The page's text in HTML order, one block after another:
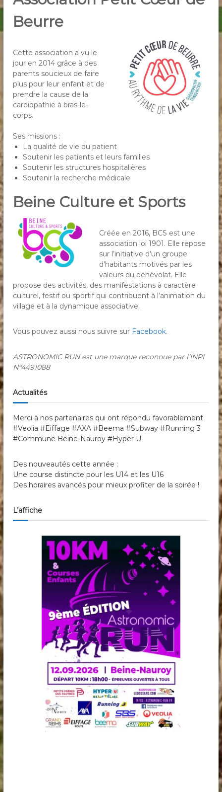
Beurre
Cette association a vu le
jour en 2014 grâce à des
parents soucieux de faire
plus pour leur enfant et de
prendre la cause de la
cardiopathie à bras-le-
corps.
Ses missions :
La qualité de vie du patient
Soutenir les patients et leurs familles
Soutenir les structures hospitalières
Soutenir la recherche médicale
Beine Culture et Sports
Créée en 2016, BCS est une
association loi 1901. Elle repose
sur l’initiative d’un groupe
d’habitants motivés par les
valeurs du bénévolat. Elle
propose des activités, des manifestations à caractère
culturel, festif ou sportif qui contribuent à l’animation du
village et à la dynamique associative.
Vous pouvez aussi nous suivre sur Facebook.
ASTRONOMIC RUN est une marque reconnue par l’INPI
N°4491088
Actualités
Merci à nos partenaires qui ont répondu favorablement
#Veolia #Eiffage #AXA #Beema #Subway #Running 3
#Commune Beine-Nauroy #Hyper U
Des nouveautés cette année :
Une course distincte pour les U14 et les U16
Des horaires avancés pour mieux profiter de la soirée !
L’affiche